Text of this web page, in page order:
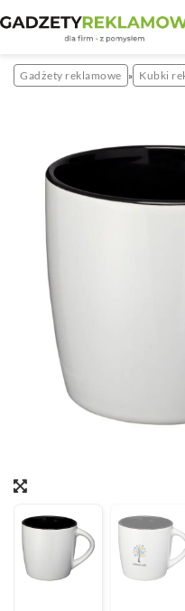
Gadżety reklamowe » Kubki